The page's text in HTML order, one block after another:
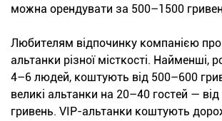
можна орендувати за 500–1500
Любителям відпочинку компанією
альтанки різної місткості. Найменші,
4–6 людей, коштують від 500–600
великі альтанки на 20–40 гостей —
гривень. VIP-альтанки коштують